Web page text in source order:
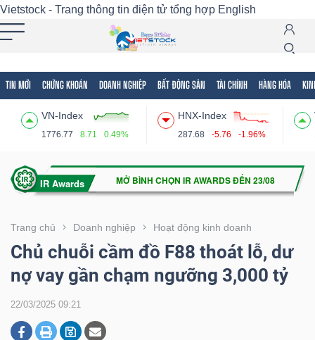
Vietstock - Trang thông tin điện tử tổng hợp English
TIN MỚI CHỨNG KHOÁN DOANH NGHIỆP BẤT ĐỘNG SẢN TÀI CHÍNH HÀNG HÓA
VN-Index
1776.77 8.71 0.49%
HNX-Index
287.68 -5.76 -1.96%
Trang chủ Doanh nghiệp Hoạt động kinh doanh
Chủ chuỗi cầm đồ F88 thoát lỗ, dư
nợ vay gần chạm ngưỡng 3,000 tỷ
22/03/2025 09:21
Tất cả Tính năng Ngành Mã chứng khoán
Tính
(-)
VIETSTOCK
CHỨNG